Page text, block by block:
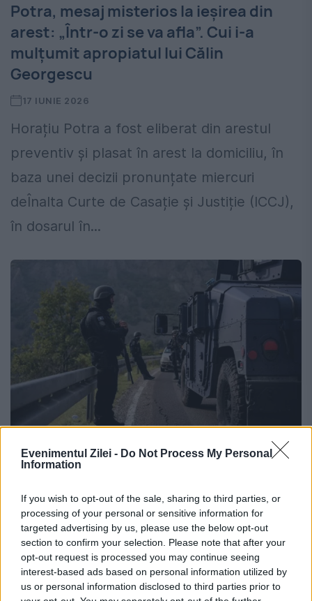
Evenimentul Zilei - Do Not Process My Personal
Information
If you wish to opt-out of the sale, sharing to third parties, or
processing of your personal or sensitive information for
targeted advertising by us, please use the below opt-out
section to confirm your selection. Please note that after your
opt-out request is processed you may continue seeing
interest-based ads based on personal information utilized by
us or personal information disclosed to third parties prior to
Potra, mesaj misterios la ieșirea din
arest: „Într-o zi se va afla”. Cui i-a
mulțumit apropiatul lui Călin
Georgescu
17 IUNIE 2026
Horațiu Potra a fost eliberat din arestul
preventiv și plasat în arest la domiciliu, în
baza unei decizii pronunțate miercuri
deÎnalta Curte de Casație și Justiție (ICCJ),
în dosarul în...
Cinci sârbi, reținuți în Kosovo într-un
1999
14 IUNIE 2026
Autoritățile din Kosovo au arestat duminică
cinci cetățeni sârbi, dintre care patru foști